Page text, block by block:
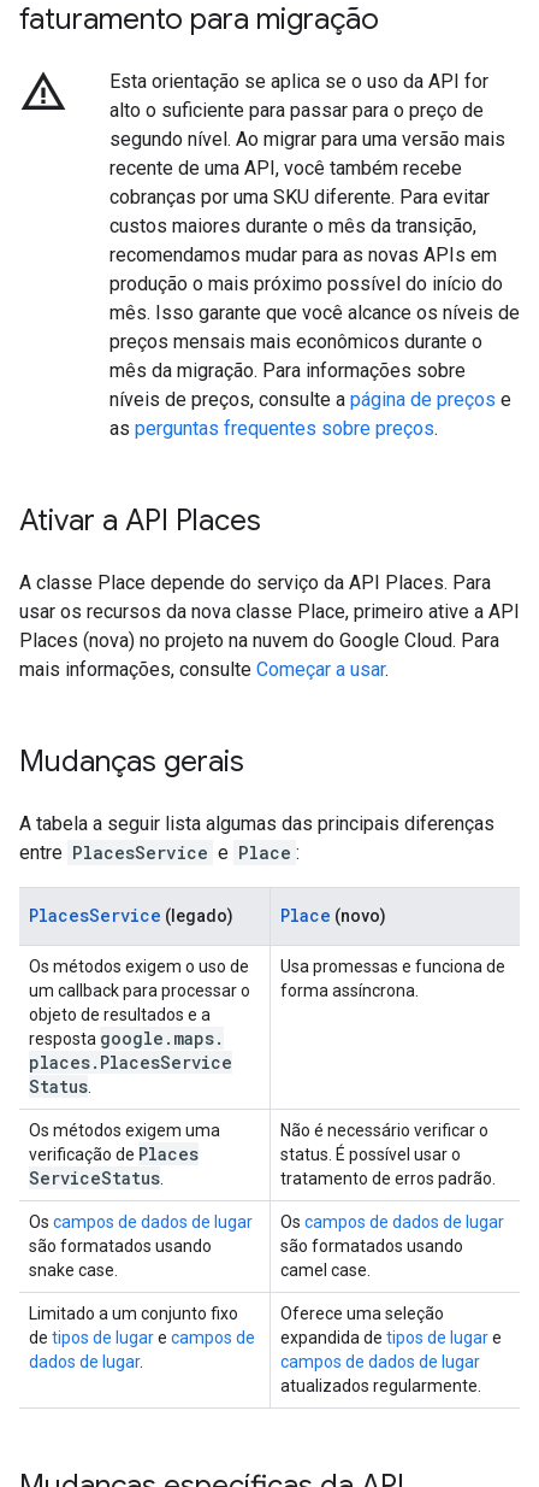
faturamento para migração
warning_amber
Esta orientação se aplica se o uso da API for
alto o suficiente para passar para o preço de
segundo nível. Ao migrar para uma versão mais
recente de uma API, você também recebe
cobranças por uma SKU diferente. Para evitar
custos maiores durante o mês da transição,
recomendamos mudar para as novas APIs em
produção o mais próximo possível do início do
mês. Isso garante que você alcance os níveis de
preços mensais mais econômicos durante o
mês da migração. Para informações sobre
níveis de preços, consulte a página de preços e
as perguntas frequentes sobre preços.
Ativar a API Places
A classe Place depende do serviço da API Places. Para
usar os recursos da nova classe Place, primeiro ative a API
Places (nova) no projeto na nuvem do Google Cloud. Para
mais informações, consulte Começar a usar.
Mudanças gerais
A tabela a seguir lista algumas das principais diferenças
entre PlacesService e Place :
PlacesService (legado) Place (novo)
Os métodos exigem o uso de
um callback para processar o
objeto de resultados e a
resposta google . maps.
places. PlacesService
Status
Usa promessas e funciona de
forma assíncrona.
Os métodos exigem uma
verificação de Places
ServiceStatus
Não é necessário verificar o
status. É possível usar o
tratamento de erros padrão.
Os campos de dados de lugar
são formatados usando
snake case.
Os campos de dados de lugar
são formatados usando
camel case.
Limitado a um conjunto fixo
de tipos de lugare campos de
dados de lugar.
Oferece uma seleção
expandida de tipos de lugare
campos de dados de lugar
atualizados regularmente.